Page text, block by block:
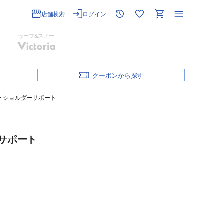
店舗検索 ログイン
サーフ&スノー
クーポン
ョルダーサポート
ポート